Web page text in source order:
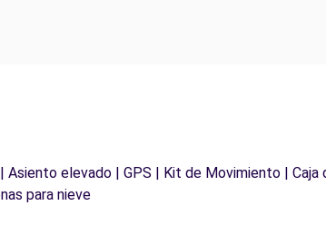
elevado | GPS | Kit de Movimiento |
para nieve